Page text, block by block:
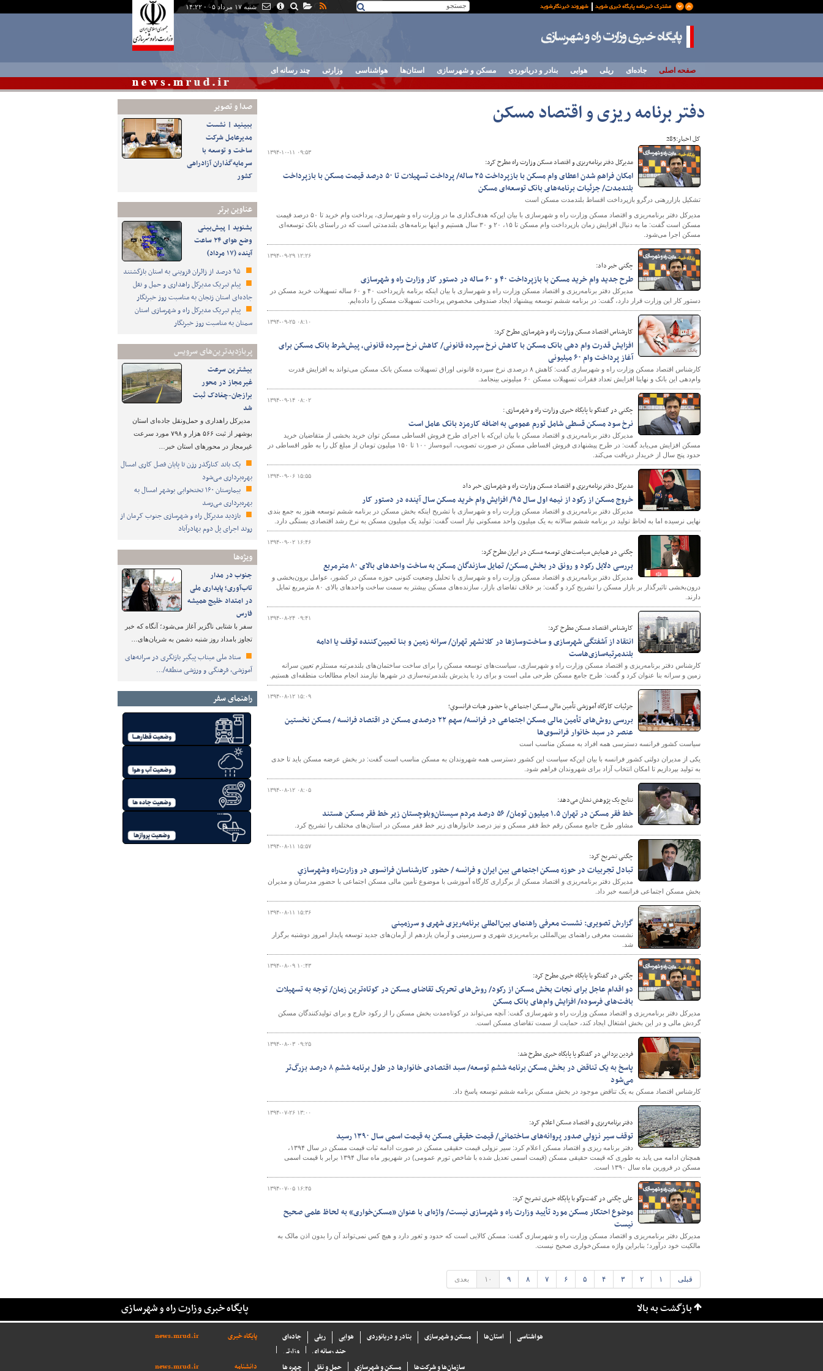
شنبه ۱۷ مرداد ۰۵ - ۱۴:۲۲
پایگاه خبری وزارت راه و
شهرسازی
صفحه اصلی جاده‌ای ریلی هوایی بنادر و دریانوردی مسکن و شهرسازی استان‌ها هواشناسی وزارتی چند رسانه ای
صدا و تصوير
ببینید | نشست
مدیرعامل شرکت
ساخت و توسعه با
سرمایه‌گذاران آزادراهی
کشور
عناوین برتر
بشنوید | پیش‌بینی
وضع هوای ۲۴ ساعت
آینده (۱۷ مرداد)
پیام تبریک مدیرکل راهداری و حمل و نقل
جاده‌ای استان زنجان به مناسبت روز خبرنگار
پیام تبریک مدیرکل راه و شهرسازی استان
سمنان به مناسبت روز خبرنگار
پربازدیدترین‌های سرویس
بیشترین سرعت
غیرمجاز در محور
برازجان-چغادک ثبت
شد
مدیرکل راهداری و حمل‌ونقل جاده‌ای استان
بوشهر از ثبت ۵۶۶ هزار و ۷۹۸ مورد سرعت
غیرمجاز در محورهای استان خبر…
یک باند کنارگذر رزن تا پایان فصل کاری امسال
بهره‌برداری می‌شود
بیمارستان ۱۶۰ تختخوابی بوشهر امسال به
بهره‌برداری می‌رسد
بازدید مدیرکل راه و شهرسازی جنوب کرمان از
روند اجرای پل دوم بهادرآباد
ویژه‌ها
جنوب در مدار
تاب‌آوری؛ پایداری ملی
در امتداد خلیج همیشه
فارس
سفر با شتابی ناگزیر آغاز می‌شود؛ آنگاه که خبر
تجاوز بامداد روز شنبه دشمن به شریان‌های…
ستاد ملی میناب پیگیر بازنگری در سرانه‌های
آموزشی، فرهنگی و ورزشی منطقه/…
راهنمای سفر
دفتر برنامه ریزی و اقتصاد مسکن
کل اخبار:285
۱۳۹۴-۱۰-۱۱ ۰۹:۵۳
مدیرکل دفتر برنامه‌ریزی و اقتصاد مسکن وزارت راه مطرح کرد:
امکان فراهم شدن اعطای وام مسکن با بازپرداخت ۲۵ ساله/ پرداخت تسهیلات تا ۵۰ درصد قیمت مسکن با بازپرداخت
بلندمدت/ جزئیات برنامه‌های بانک توسعه‌ای مسکن
تشکیل بازاررهنی درگرو بازپرداخت اقساط بلندمدت مسکن است
مدیرکل دفتر برنامه‌ریزی و اقتصاد مسکن وزارت راه و شهرسازی با بیان این‌که هدف‌گذاری ما در وزارت راه و شهرسازی، پرداخت وام خرید تا ۵۰ درصد قیمت
مسکن است گفت: ما به دنبال افزایش زمان بازپرداخت وام مسکن تا ۱۵، ۲۰ و ۳۰ سال هستیم و اینها برنامه‌های بلندمدتی است که در راستای بانک توسعه‌ای
مسکن اجرا می‌شود.
۱۳۹۴-۰۹-۲۹ ۱۲:۲۶
چگنی خبر داد:
طرح جدید وام خرید مسکن با بازپرداخت ۴۰ و ۶۰ ساله در دستور کار وزارت راه و شهرسازی
مدیرکل دفتر برنامه‌ریزی و اقتصاد مسکن وزارت راه و شهرسازی با بیان اینکه برنامه بازپرداخت ۴۰ و ۶۰ ساله تسهیلات خرید مسکن در
دستور کار این وزارت قرار دارد، گفت:‌ در برنامه ششم توسعه پیشنهاد ایجاد صندوقی مخصوص پرداخت تسهیلات مسکن را داده‌ایم.
۱۳۹۴-۰۹-۲۵ ۰۸:۱۰
کارشناس اقتصاد مسکن وزارت راه و شهرسازی مطرح کرد:
افزایش قدرت وام دهی بانک مسکن با کاهش نرخ سپرده قانونی/ کاهش نرخ سپرده قانونی، پیش‌شرط بانک مسکن برای
آغاز پرداخت وام ۶۰ میلیونی
کارشناس اقتصاد مسکن وزارت راه و شهرسازی گفت: کاهش ۸ درصدی نرخ سپرده قانونی اوراق تسهیلات مسکن بانک مسکن می‌تواند به افزایش قدرت
وام‌دهی این بانک و نهایتا افزایش تعداد فقرات تسهیلات مسکن ۶۰ میلیونی بینجامد.
۱۳۹۴-۰۹-۱۴ ۰۸:۰۲
چگنی در گفتگو با پایگاه خبری وزارت راه و شهرسازی :
نرخ سود مسکن قسطی شامل تورم عمومی به اضافه کارمزد بانک عامل است
مدیرکل دفتر برنامه‌ریزی و اقتصاد مسکن با بیان این‌که با اجرای طرح فروش اقساطی مسکن توان خرید بخشی از متقاضیان خرید
مسکن افزایش می‌یابد گفت: در طرح پیشنهادی فروش اقساطی مسکن در صورت تصویب، انبوه‌ساز ۱۰۰ تا ۱۵۰ میلیون تومان از مبلغ کل را به طور اقساطی در
حدود پنج سال از خریدار دریافت می‌کند.
۱۳۹۴-۰۹-۰۶ ۱۵:۵۵
مدیرکل دفتر برنامه‌ریزی و اقتصاد مسکن وزارت راه و شهرسازی خبر داد
خروج مسکن از رکود از نیمه اول سال ۹۵/ افزایش وام خرید مسکن سال آینده در دستور کار
مدیرکل دفتر برنامه‌ریزی و اقتصاد مسکن وزارت راه و شهرسازی با تشریح اینکه بخش مسکن در برنامه ششم توسعه هنوز به جمع بندی
نهایی نرسیده اما به لحاظ تولید در برنامه ششم سالانه به یک میلیون واحد مسکونی نیاز است گفت: تولید یک میلیون مسکن به نرخ رشد اقتصادی بستگی دارد.
۱۳۹۴-۰۹-۰۲ ۱۶:۴۶
چگنی در همایش سیاست‌های توسعه مسکن در ایران مطرح كرد:
بررسی دلایل رکود و رونق در بخش مسکن/ تمايل سازندگان مسکن به ساخت واحدهای بالای ۸۰ مترمربع
مدیرکل دفتر برنامه‌ریزی و اقتصاد مسکن وزارت راه و شهرسازی با تحلیل وضعیت کنونی حوزه مسکن در کشور، عوامل برون‌بخشی و
درون‌بخشی تاثیرگذار بر بازار مسکن را تشریح کرد و گفت: بر خلاف تقاضای بازار، سازنده‌های مسکن بیشتر به سمت ساخت واحدهای بالای ۸۰ مترمربع تمایل
دارند.
۱۳۹۴-۰۸-۲۴ ۰۹:۴۱
کارشناس اقتصاد مسکن مطرح کرد:
انتقاد از آشفتگی شهرسازی و ساخت‌و‌سازها در کلانشهر تهران/ سرانه زمین و بنا تعیین‌کننده توقف یا ادامه
بلندمرتبه‌سازی‌هاست
کارشناس دفتر برنامه‌ریزی و اقتصاد مسکن وزارت راه و شهرسازی، سیاست‌های توسعه مسکن را برای ساخت ساختمان‌های بلندمرتبه مستلزم تعیین سرانه
زمین و سرانه بنا عنوان کرد و گفت: طرح جامع مسکن طرحی ملی است و برای رد یا پذیرش بلندمرتبه‌سازی در شهرها نیازمند انجام مطالعات منطقه‌ای هستیم.
۱۳۹۴-۰۸-۱۲ ۱۵:۰۹
جزئيات کارگاه آموزشی تأمین مالی مسکن اجتماعی با حضور هيات فرانسوي؛
بررسی روش‌های تأمین مالی مسکن اجتماعی در فرانسه/ سهم ۲۲ درصدی مسکن در اقتصاد فرانسه / مسکن نخستین
عنصر در سبد خانوار فرانسوی‌ها
سیاست کشور فرانسه دسترسی همه افراد به مسکن مناسب است
یکی از مدیران دولتی کشور فرانسه با بیان این‌که سیاست این کشور دسترسی همه شهروندان به مسکن مناسب است گفت: در بخش عرضه مسکن باید تا حدی
به تولید بپردازیم تا امکان انتخاب آزاد برای شهروندان فراهم شود.
۱۳۹۴-۰۸-۱۲ ۰۸:۰۵
نتایج یک پژوهش نشان می‌دهد:
خط فقر مسکن در تهران ۱.۵ میلیون تومان/ ۵۶ درصد مردم سیستان‌و‌بلوچستان زیر خط فقر مسکن هستند
مشاور طرح جامع مسکن رقم خط فقر مسکن و نیز درصد خانوارهای زیر خط فقر مسکن در استان‌های مختلف را تشریح کرد.
۱۳۹۴-۰۸-۱۱ ۱۵:۵۷
چگنی تشریح کرد:
تبادل تجربيات در حوزه مسکن اجتماعی بين ايران و فرانسه / حضور کارشناسان فرانسوی در وزارت‌راه و‌شهرسازي
مدیرکل دفتر برنامه‌ریزی و اقتصاد مسکن از برگزاری کارگاه آموزشی با موضوع تأمین مالی مسکن اجتماعی با حضور مدرسان و مدیران
بخش مسکن اجتماعی فرانسه خبر داد.
۱۳۹۴-۰۸-۱۱ ۱۵:۳۶
گزارش تصویری: نشست معرفی راهنمای بین‌المللی برنامه‌ریزی شهری و سرزمینی
نشست معرفی راهنمای بین‌المللی برنامه‌ریزی شهری و سرزمینی و آرمان یازدهم از آرمان‌های جدید توسعه پایدار امروز دوشنبه برگزار
شد.
۱۳۹۴-۰۸-۰۹ ۱۰:۴۳
چگنی در گفتگو با پایگاه خبری مطرح کرد:
دو اقدام عاجل برای نجات بخش مسکن از رکود/ روش‌های تحریک تقاضای مسکن در کوتاه‌ترین زمان/ توجه به تسهیلات
بافت‌های فرسوده/ افزایش وام‌های بانک مسکن
مدیرکل دفتر برنامه‌ریزی و اقتصاد مسکن وزارت راه و شهرسازی گفت: آنچه می‌تواند در کوتاه‌مدت بخش مسکن را از رکود خارج و برای تولیدکنندگان مسکن
گردش مالی و در این بخش اشتغال ایجاد کند، حمایت از سمت تقاضای مسکن است.
۱۳۹۴-۰۸-۰۳ ۰۹:۲۵
فردین یزدانی در گفتگو پا پایگاه خبری مطرح شد:
پاسخ به یک تناقض در بخش مسکن برنامه ششم توسعه/ سبد اقتصادی خانوارها در طول برنامه ششم ۸ درصد بزرگ‌تر
می‌شود
کارشناس اقتصاد مسکن به یک تناقض موجود در بخش مسکن برنامه ششم توسعه پاسخ داد.
۱۳۹۴-۰۷-۲۶ ۱۳:۰۰
دفتر برنامه‌ریزی و اقتصاد مسکن اعلام کرد:
توقف سیر نزولی صدور پروانه‌های ساختمانی/ قیمت حقیقی مسکن به قیمت اسمی سال ۱۳۹۰ رسید
دفتر برنامه ریزی و اقتصاد مسکن اعلام کرد: سیر نزولی قیمت حقیقی مسکن در صورت ادامه ثبات قیمت مسکن در سال ۱۳۹۴،
همچنان ادامه می یابد به طوری که قیمت حقیقی مسکن (قیمت اسمی تعدیل شده با شاخص تورم عمومی) در شهریور ماه سال ۱۳۹۴ برابر با قیمت اسمی
مسکن در فرورین ماه سال ۱۳۹۰ است.
۱۳۹۴-۰۷-۰۵ ۱۶:۴۵
علی چگنی در گفت‌و‌گو با پایگاه خبری تشریح کرد:
موضوع احتکار مسکن مورد تأیید وزارت راه و شهرسازی نیست/ واژه‌ای با عنوان «مسکن‌خواری» به لحاظ علمی صحیح
نیست
مدیرکل دفتر برنامه‌ریزی و اقتصاد مسکن وزارت راه و شهرسازی گفت: مسکن کالایی است که حدود و ثغور دارد و هیچ کس نمی‌تواند آن را بدون اذن مالک به
مالکیت خود درآورد؛ بنابراین واژه مسکن‌خواری صحیح نیست.
قبلی ۱ ۲ ۳ ۴ ۵ ۶ ۷ ۸ ۹ ۱۰ بعدی
پایگاه خبری وزارت راه و شهرسازی بازگشت به بالا
پایگاه خبری news.mrud.ir جاده‌ای ریلی هوایی بنادر و دریانوردی مسکن و شهرسازی استان‌ها
هواشناسی
وزارتی
چند رسانه ای
دانشنامه
news.mrud.ir چهره ها حمل و نقل مسکن و شهرسازی سازما‌ن‌ها و شركت‌ها